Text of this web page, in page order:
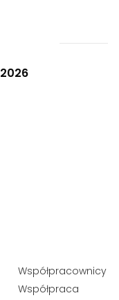
2026
Współpracownicy
Współpraca